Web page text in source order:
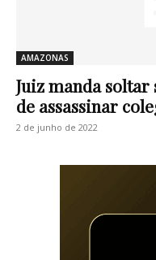
AMAZONAS
Juiz manda soltar
de assassinar
2 de junho de 2022